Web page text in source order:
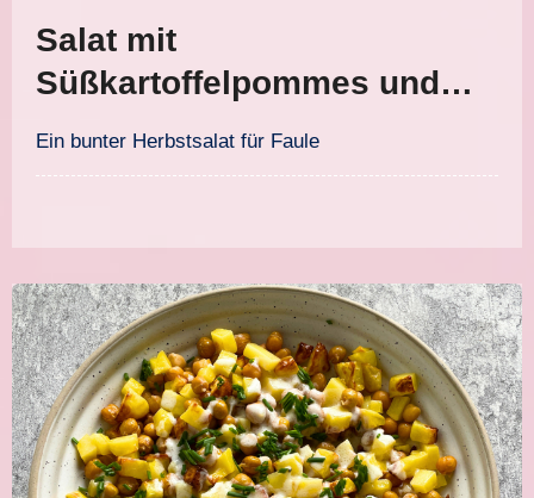
Salat mit
Süßkartoffelpommes und
süßem Senfdressing
Ein bunter Herbstsalat für Faule